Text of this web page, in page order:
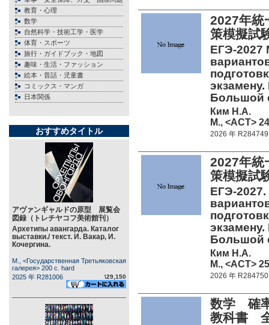
教育・心理
数学
自然科学・技術工学・医学
体育・スポーツ
旅行・ガイドブック・地図
趣味・生活・ファッション
絵本・昔話・児童書
コミックス・マンガ
日本関係
おすすめタイトル
アヴァンギャルドの原型 展覧会
図録（トレチヤコフ美術館刊）
Архетипы авангарда. Каталог
выставки./ текст. И. Вакар, И.
Кочергина.
М., <Государственная Третьяковская
галерея> 200 c. hard
2025 年 R281006
\29,150
2027年
策模擬
ЕГЭ-2027
Большой
Ким Н.А.
М., <АСТ>
2026 年 R284749
2027年
策模擬
ЕГЭ-
Большой
Ким Н.А.
М., <АСТ>
2026 年 R284750
数学 確
教科書